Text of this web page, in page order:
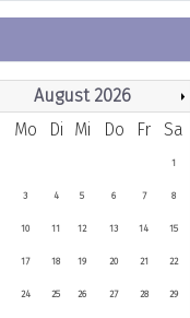
August 2026
Mo Di Mi Do Fr Sa
1
3 4 5 6 7 8
10 11 12 13 14 15
17 18 19 20 21 22
24 25 26 27 28 29